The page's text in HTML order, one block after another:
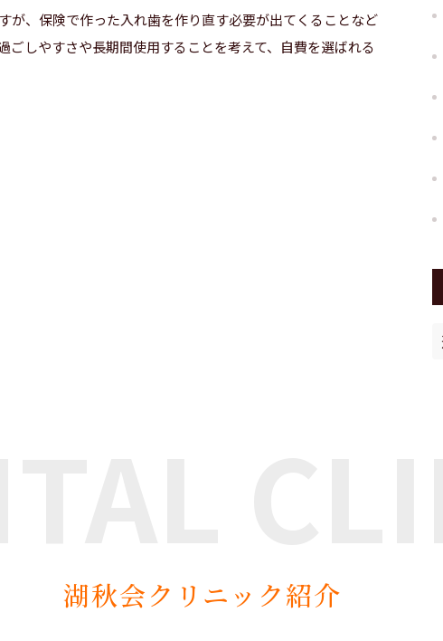
が、保険で作った入れ歯を作り直す必要が出てくることなど
しやすさや長期間使用することを考えて、自費を選ばれる
湖秋会クリニック紹介